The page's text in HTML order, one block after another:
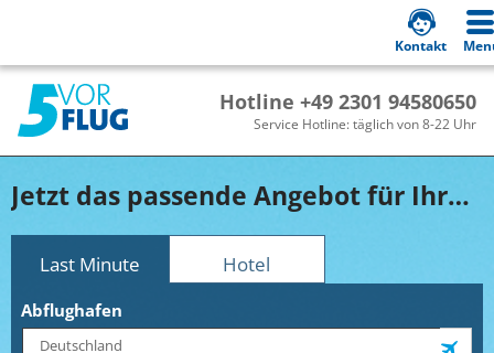
Hotline +49 2301 94580650
Service Hotline: täglich von 8-22 Uhr
Kontakt
Jetzt das passende Angebot für Ihren Romantikurlaub buchen!
Last Minute Hotel
Abflughafen